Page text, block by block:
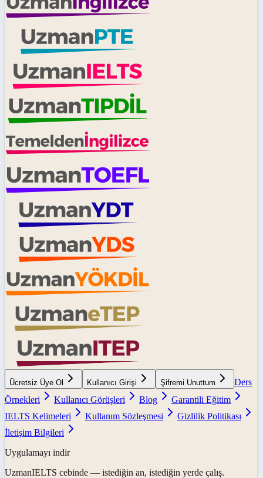
Ücretsiz Üye Ol Kullanıcı Girişi Şifremi Unuttum
Ders
Örnekleri
Kullanıcı Görüşleri Blog
Garantili Eğitim
IELTS Kelimeleri
Kullanım Sözleşmesi
Gizlilik Politikası
İletişim Bilgileri
Uygulamayı indir
UzmanIELTS cebinde — istediğin an, istediğin yerde çalış.